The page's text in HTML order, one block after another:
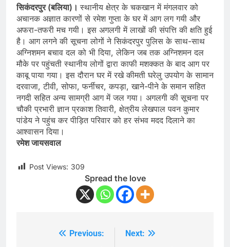
सिकंदरपुर (बलिया)।स्थानीय क्षेत्र के चकखान में मंगलवार को
अचानक अज्ञात कारणों से रमेश गुप्ता के घर में आग लग गयी और
अफरा-तफरी मच गयी। इस अगलगी में लाखों की संपत्ति की क्षति हुई
है। आग लगने की सूचना लोगों ने सिकंदरपुर पुलिस के साथ-साथ
अग्निशमन बचाव दल को भी दिया, लेकिन जब तक अग्निशमन दल
मौके पर पहुंचती स्थानीय लोगों द्वारा काफी मशक्कत के बाद आग पर
काबू पाया गया। इस दौरान घर में रखे कीमती घरेलु उपयोग के सामान
दरवाजा, टीवी, सोफा, फर्नीचर, कपड़ा, खाने-पीने के समान सहित
नगदी सहित अन्य सामग्री आग में जल गया। अगलगी की सूचना पर
चौकी प्रभारी ज्ञान प्रकाश तिवारी, क्षेत्रीय लेखपाल पवन कुमार
पांडेय ने पहुंच कर पीड़ित परिवार को हर संभव मदद दिलाने का
आश्वासन दिया।
रमेश जायसवाल
Post Views: 309
Spread the love
Previous:
Next: